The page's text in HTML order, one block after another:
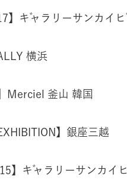
】ギャラリーサンカイビ
横浜
Merciel 釜山 韓国
】銀座三越
】ギャラリーサンカイビ